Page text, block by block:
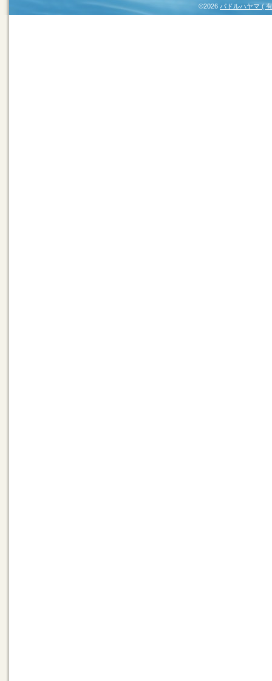
©2026 パドルハヤマ (